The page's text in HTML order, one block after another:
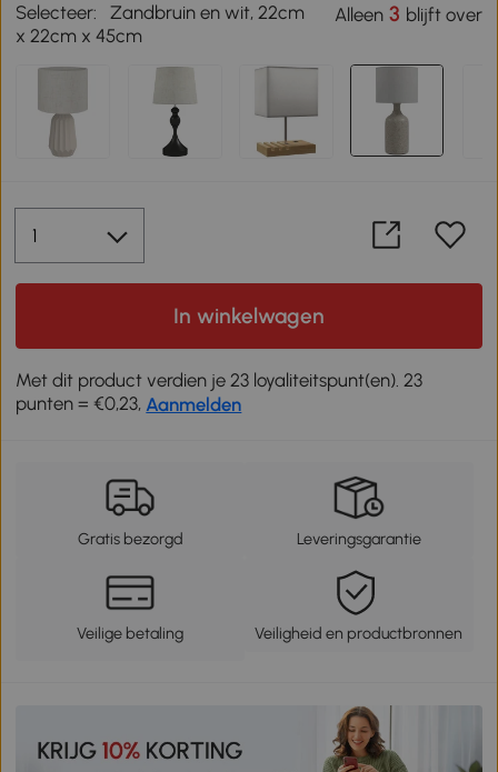
Selecteer:
Zandbruin en wit, 22cm
x 22cm x 45cm
Alleen3 blijft over
In winkelwagen
Met dit product verdien je 23 loyaliteitspunt(en). 23
punten = €0,23, Aanmelden
Gratis bezorgd Leveringsgarantie
Veilige betaling Veiligheid en productbronnen